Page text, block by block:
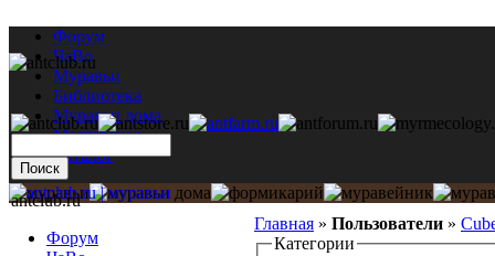
Форум
ЧаВо
Муравьи
Библиотека
Муравьи дома
Мастерская
Каталог
Главная » Пользователи »
Категории
antclub.ru
Форум